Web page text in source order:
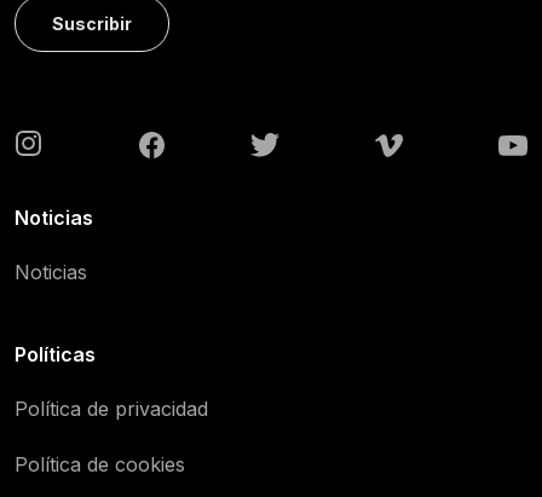
Suscribir
Noticias
Noticias
Políticas
Política de privacidad
Política de cookies